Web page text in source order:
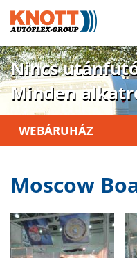
Nincs
Minden
WEBÁRUHÁZ
Moscow